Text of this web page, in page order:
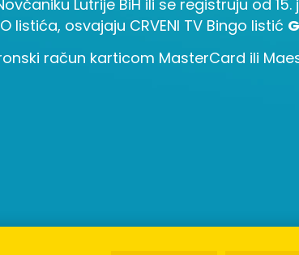
Lutrije BiH ili se registruju od 15.
listića, osvajaju CRVENI TV Bingo listić
račun karticom MasterCard ili